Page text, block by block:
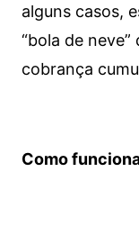
alguns casos,
“bola de
cobrança
Como